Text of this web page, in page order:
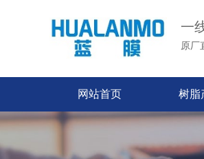
一
原厂
网站首页 树脂